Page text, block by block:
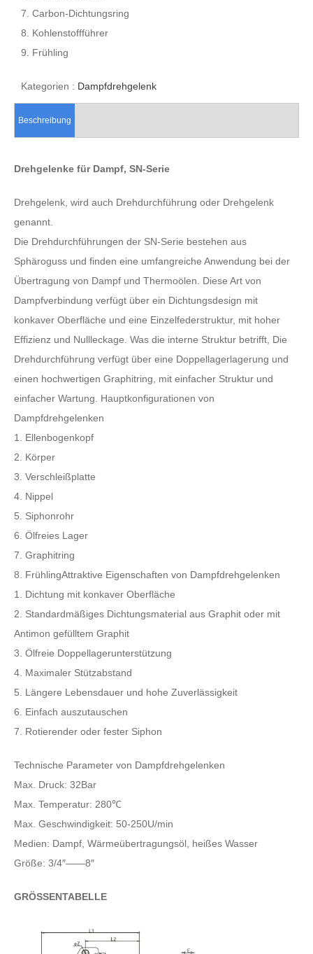
7. Carbon-Dichtungsring
8. Kohlenstoffführer
9. Frühling
Kategorien : Dampfdrehgelenk
Beschreibung
Drehgelenke für Dampf, SN-Serie
Drehgelenk, wird auch Drehdurchführung oder Drehgelenk
genannt.
Die Drehdurchführungen der SN-Serie bestehen aus
Sphäroguss und finden eine umfangreiche Anwendung bei der
Übertragung von Dampf und Thermoölen. Diese Art von
Dampfverbindung verfügt über ein Dichtungsdesign mit
konkaver Oberfläche und eine Einzelfederstruktur, mit hoher
Effizienz und Nullleckage. Was die interne Struktur betrifft, Die
Drehdurchführung verfügt über eine Doppellagerlagerung und
einen hochwertigen Graphitring, mit einfacher Struktur und
einfacher Wartung. Hauptkonfigurationen von
Dampfdrehgelenken
1. Ellenbogenkopf
2. Körper
3. Verschleißplatte
4. Nippel
5. Siphonrohr
6. Ölfreies Lager
7. Graphitring
8. FrühlingAttraktive Eigenschaften von Dampfdrehgelenken
1. Dichtung mit konkaver Oberfläche
2. Standardmäßiges Dichtungsmaterial aus Graphit oder mit
Antimon gefülltem Graphit
3. Ölfreie Doppellagerunterstützung
4. Maximaler Stützabstand
5. Längere Lebensdauer und hohe Zuverlässigkeit
6. Einfach auszutauschen
7. Rotierender oder fester Siphon
Technische Parameter von Dampfdrehgelenken
Max. Druck: 32Bar
Max. Temperatur: 280℃
Max. Geschwindigkeit: 50-250U/min
Medien: Dampf, Wärmeübertragungsöl, heißes Wasser
Größe: 3/4″——8″
GRÖSSENTABELLE